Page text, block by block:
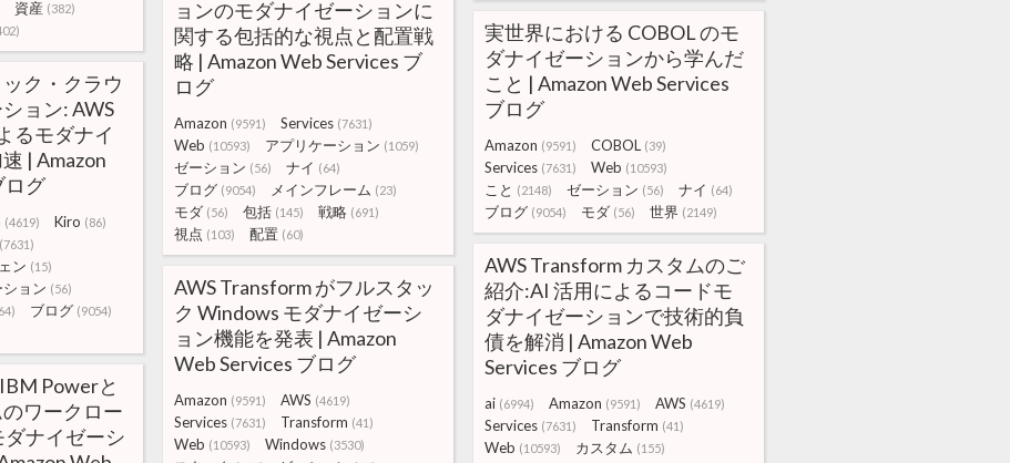
資産 (382)
ョンのモダナイゼーションに
関する包括的な視点と配置戦
略 | Amazon Web Services ブ
ログ
Amazon (9591) Services (7631)
Web (10593) アプリケーション (1059)
ゼーション (56) ナイ (64)
ブログ (9054) メインフレーム (23)
モダ (56) 包括 (145) 戦略 (691)
視点 (103) 配置 (60)
実世界における COBOL のモ
ダナイゼーションから学んだ
こと | Amazon Web Services
ブログ
Amazon (9591) COBOL (39)
Services (7631) Web (10593)
こと (2148) ゼーション (56) ナイ (64)
ブログ (9054) モダ (56) 世界 (2149)
ク・クラウ
ョン: AWS
るモダナイ
| Amazon
ログ
(4619) Kiro (86)
(7631)
ン (15)
ョン (56)
ブログ (9054)
AWS Transform カスタムのご
紹介:AI 活用によるコードモ
ダナイゼーションで技術的負
債を解消 | Amazon Web
Services ブログ
ai (6994) Amazon (9591) AWS (4619)
Services (7631) Transform (41)
Web (10593) カスタム (155)
AWS Transform がフルスタッ
ク Windows モダナイゼーシ
ョン機能を発表 | Amazon
Web Services ブログ
Amazon (9591) AWS (4619)
Services (7631) Transform (41)
Web (10593) Windows (3530)
Powerと
ワークロー
ダナイゼーシ